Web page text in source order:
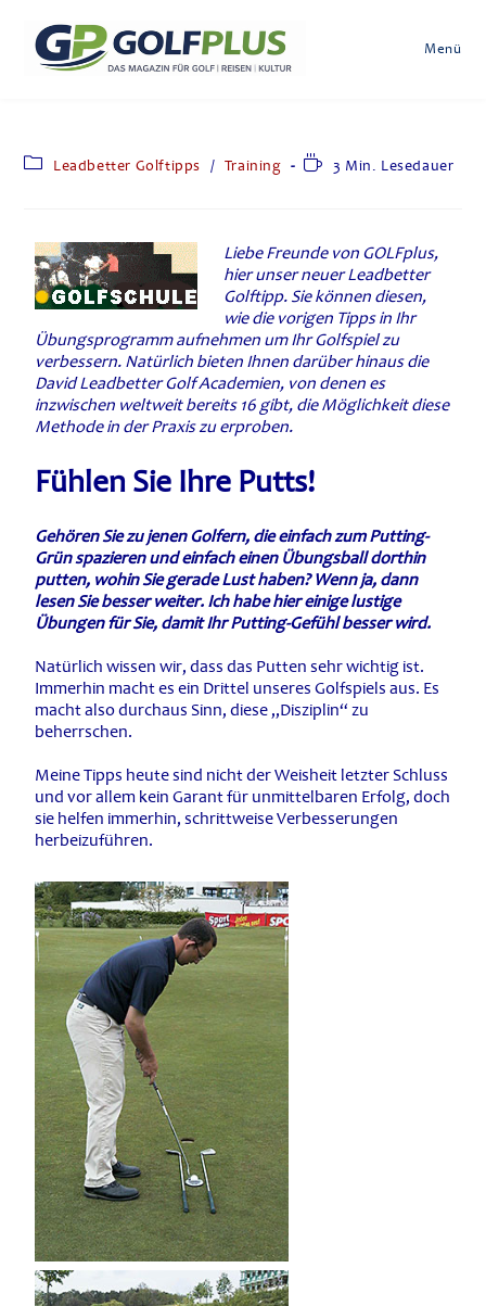
Menü
Leadbetter Golftipps / Training 3 Min. Lesedauer
Liebe Freunde von GOLFplus,
hier unser neuer Leadbetter
Golftipp. Sie können diesen,
wie die vorigen Tipps in Ihr
Übungsprogramm aufnehmen um Ihr Golfspiel zu
verbessern. Natürlich bieten Ihnen darüber hinaus die
David Leadbetter Golf Academien, von denen es
inzwischen weltweit bereits 16 gibt, die Möglichkeit diese
Methode in der Praxis zu erproben.
Fühlen Sie Ihre Putts!
Gehören Sie zu jenen Golfern, die einfach zum Putting-
Grün spazieren und einfach einen Übungsball dorthin
putten, wohin Sie gerade Lust haben? Wenn ja, dann
lesen Sie besser weiter. Ich habe hier einige lustige
Übungen für Sie, damit Ihr Putting-Gefühl besser wird.
Natürlich wissen wir, dass das Putten sehr wichtig ist.
Immerhin macht es ein Drittel unseres Golfspiels aus. Es
macht also durchaus Sinn, diese „Disziplin“ zu
beherrschen.
Meine Tipps heute sind nicht der Weisheit letzter Schluss
und vor allem kein Garant für unmittelbaren Erfolg, doch
sie helfen immerhin, schrittweise Verbesserungen
herbeizuführen.